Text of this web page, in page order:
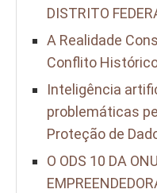
DISTRITO
A Realidade
Conflito
Inteligência
problemáticas
Proteção de
O ODS 10 DA